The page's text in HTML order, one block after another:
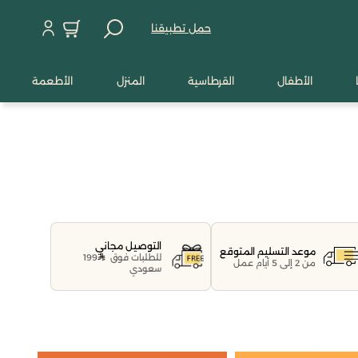
حمل تطبيقنا
الأطفال القرطاسية المنزل الأطعمة
موعد التسليم المتوقع
من 2 إلى 5 أيام عمل
التوصيل مجاني
للطلبات فوق
199
سعودي